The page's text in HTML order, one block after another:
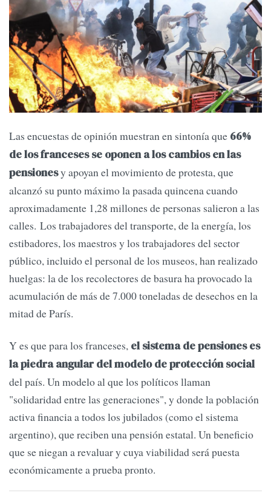
Las encuestas de opinión muestran en sintonía que 66%
de los franceses se oponen a los cambios en las
pensionesy apoyan el movimiento de protesta, que
alcanzó su punto máximo la pasada quincena cuando
aproximadamente 1,28 millones de personas salieron a las
calles. Los trabajadores del transporte, de la energía, los
estibadores, los maestros y los trabajadores del sector
público, incluido el personal de los museos, han realizado
huelgas: la de los recolectores de basura ha provocado la
acumulación de más de 7.000 toneladas de desechos en la
mitad de París.
Y es que para los franceses, el sistema de pensiones es
la piedra angular del modelo de protección social
del país. Un modelo al que los políticos llaman
"solidaridad entre las generaciones", y donde la población
activa financia a todos los jubilados (como el sistema
argentino), que reciben una pensión estatal. Un beneficio
que se niegan a revaluar y cuya viabilidad será puesta
económicamente a prueba pronto.